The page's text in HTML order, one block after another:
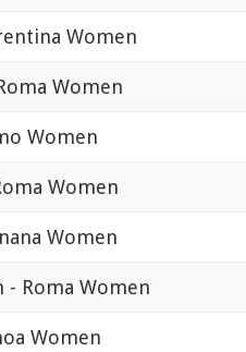
Women
Women
Women
Women
Women
- Roma Women
Women